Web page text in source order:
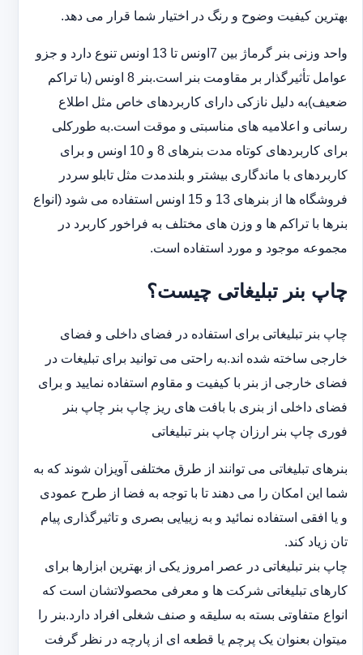
بهترین کیفیت ‏وضوح و رنگ در اختیار شما قرار می دهد.‏‎
واحد وزنی بنر گرماژ بین ‏‎7‎‏اونس تا 13 اونس تنوع دارد و جزو
عوامل تأثیرگذار بر مقاومت بنر است.بنر 8 اونس (با ‏تراکم
ضعیف)به دلیل نازکی دارای کاربردهای خاص مثل اطلاع
رسانی و اعلامیه های مناسبتی و موقت است.به طورکلی
‏برای کاربردهای کوتاه مدت بنرهای 8 و 10 اونس و برای
کاربردهای با ماندگاری بیشتر و بلندمدت مثل تابلو سردر
‏فروشگاه ها از بنرهای 13 و 15 اونس استفاده می شود (انواع
بنرها با تراکم ها و وزن های مختلف به فراخور کاربرد در
‏مجموعه موجود و مورد استفاده است.
چاپ بنر تبلیغاتی چیست؟
چاپ بنر تبلیغاتی برای استفاده در فضای داخلی و فضای
خارجی ساخته شده اند.به راحتی می توانید برای تبلیغات در
فضای خارجی از بنر با کیفیت و مقاوم استفاده نمایید و برای
فضای داخلی از بنری با بافت های ریز چاپ بنر چاپ بنر
فوری چاپ بنر ارزان چاپ بنر تبلیغاتی
بنرهای تبلیغاتی می توانند از طرق مختلفی آویزان شوند که به
شما این امکان را می دهند تا با توجه به فضا از طرح عمودی
و یا افقی استفاده نمائید و به زییایی بصری و تاثیرگذاری پیام
تان زیاد کند.
چاپ بنر تبلیغاتی در عصر امروز یکی از بهترین ابزارها برای
کارهای تبلیغاتی شرکت ها و معرفی محصولاتشان است که
انواع متفاوتی بسته به سلیقه و صنف شغلی افراد دارد.بنر را
میتوان بعنوان یک پرچم یا قطعه ای از پارچه در نظر گرفت